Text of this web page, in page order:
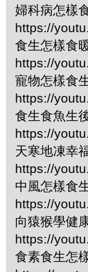
婦科病怎樣
https://
食生怎樣食
https://
寵物怎樣食
https://
食生食魚生
https://
天寒地凍幸
https://
中風怎樣食
https://
向猿猴學健
https://
食素食生怎